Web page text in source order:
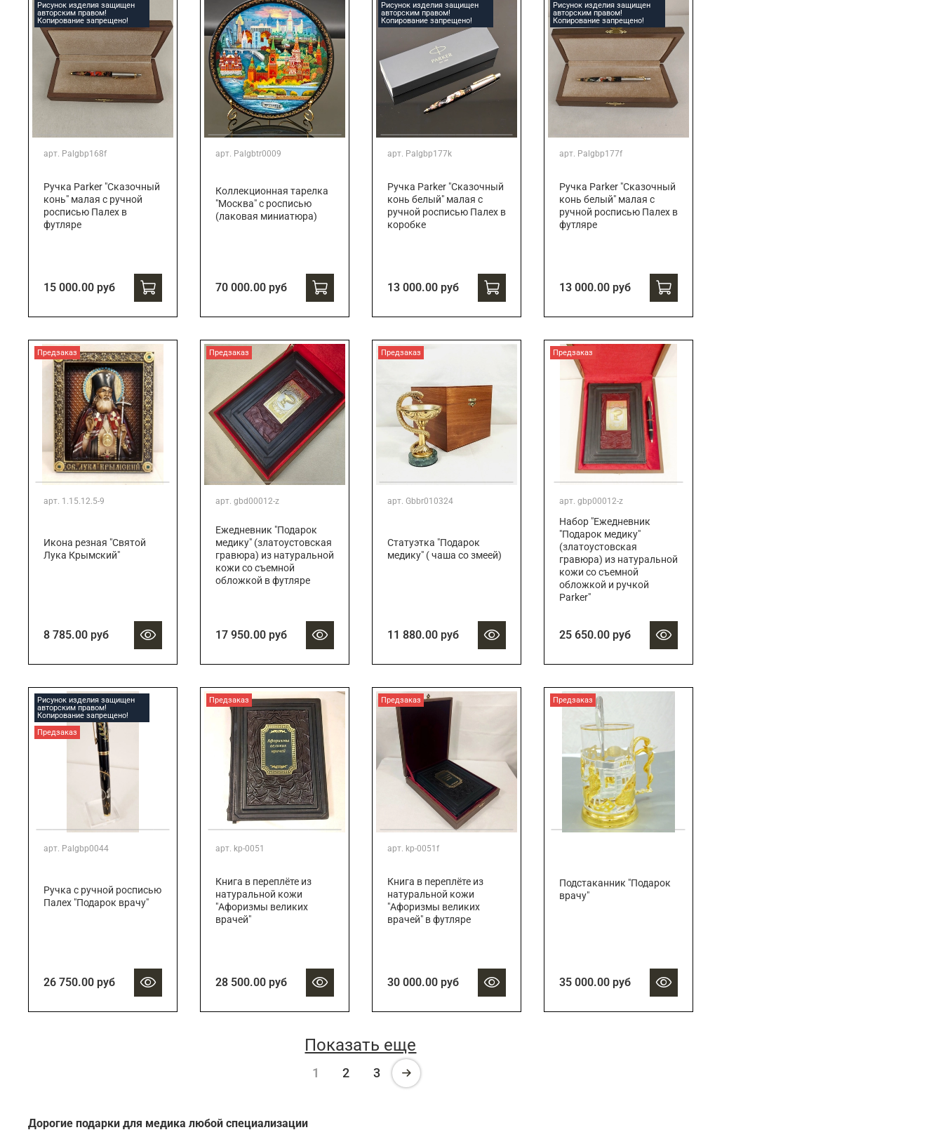
Рисунок изделия защищен
авторским правом!
Копирование запрещено!
арт. Palgbp168f
Ручка Parker "Сказочный
конь" малая с ручной
росписью Палех в
футляре
15 000.00 руб
арт. Palgbtr0009
Коллекционная тарелка
"Москва" с росписью
(лаковая миниатюра)
70 000.00 руб
Рисунок изделия защищен
авторским правом!
Копирование запрещено!
арт. Palgbp177k
Ручка Parker "Сказочный
конь белый" малая с
ручной росписью Палех в
коробке
13 000.00 руб
Рисунок изделия защищен
авторским правом!
Копирование запрещено!
арт. Palgbp177f
Ручка Parker "Сказочный
конь белый" малая с
ручной росписью Палех в
футляре
13 000.00 руб
Предзаказ
арт. 1.15.12.5-9
Икона резная "Святой
Лука Крымский"
8 785.00 руб
Предзаказ
арт. gbd00012-z
Ежедневник "Подарок
медику" (златоустовская
гравюра) из натуральной
кожи со съемной
обложкой в футляре
17 950.00 руб
Предзаказ
арт. Gbbr010324
Статуэтка "Подарок
медику" ( чаша со змеей)
11 880.00 руб
Предзаказ
арт. gbp00012-z
Набор "Ежедневник
"Подарок медику"
(златоустовская
гравюра) из натуральной
кожи со съемной
обложкой и ручкой
Parker"
25 650.00 руб
Рисунок изделия защищен
авторским правом!
Копирование запрещено!
Предзаказ
арт. Palgbp0044
Ручка с ручной росписью
Палех "Подарок врачу"
26 750.00 руб
Предзаказ
арт. kp-0051
Книга в переплёте из
натуральной кожи
"Афоризмы великих
врачей"
28 500.00 руб
Предзаказ
арт. kp-0051f
Книга в переплёте из
натуральной кожи
"Афоризмы великих
врачей" в футляре
30 000.00 руб
Предзаказ
Подстаканник "Подарок
врачу"
35 000.00 руб
Показать еще
1 2 3
Дорогие подарки для медика любой специализации